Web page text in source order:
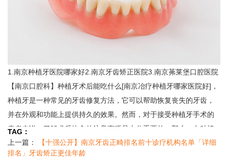
1.南京种植牙医院哪家好2.南京牙齿矫正医院3.南京茀莱堡口腔医院
【南京口腔科】种植牙术后能吃什么[南京冶疗种植牙哪家医院好]，
种植牙是一种常见的牙齿修复方法，它可以帮助恢复丧失的牙齿，
并在外观和功能上提供持久的效果。然而，对于接受种植牙手术的
患者来说，了解术后饮食的注意事项是十分重要的。那么，在种植
牙术后，我们可以吃什么呢？
首先，在术后的第壹天，应该以冷饮和软食为主。手术后口腔可能
TAG：
上一篇：
【十强公开】南京牙齿正畸排名前十诊疗机构名单「详细
排名」牙齿矫正更佳年龄